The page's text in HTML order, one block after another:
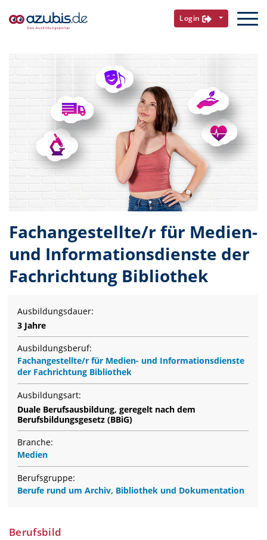
Login
Fachangestellte/r für Medien-
und Informationsdienste der
Fachrichtung Bibliothek
Ausbildungsdauer:
3 Jahre
Ausbildungsberuf:
Fachangestellte/r für Medien- und Informationsdienste
der Fachrichtung Bibliothek
Ausbildungsart:
Duale Berufsausbildung, geregelt nach dem
Berufsbildungsgesetz (BBiG)
Branche:
Medien
Berufsgruppe:
Berufe rund um Archiv, Bibliothek und Dokumentation
Berufsbild